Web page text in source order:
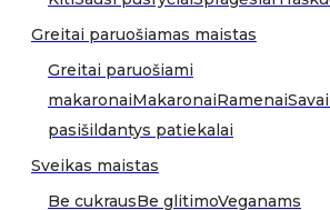
Greitai paruošiamas maistas
Greitai paruošiami
makaronaiMakaronaiRamenai
pasišildantys patiekalai
Sveikas maistas
Be cukrausBe glitimoVeganams